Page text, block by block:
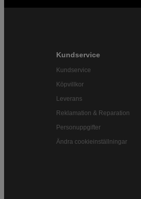
Kundservice
Kundservice
Köpvillkor
Leverans
Reklamation & Reparation
Personuppgifter
Ändra cookieinställningar